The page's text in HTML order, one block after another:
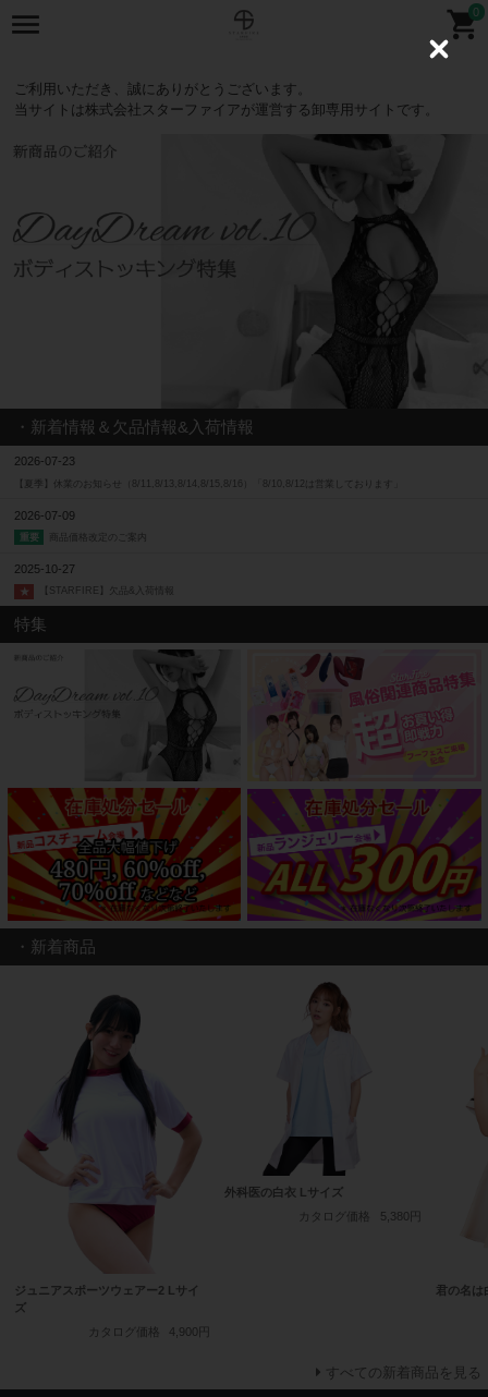
0
ご利用いただき、誠にありがとうございます。
当サイトは株式会社スターファイアが運営する卸専用サイトです。
・新着情報＆欠品情報&入荷情報
2026-07-23
【夏季】休業のお知らせ（8/11,8/13,8/14,8/15,8/16）「8/10,8/12は営業しております」
2026-07-09
重要 商品価格改定のご案内
2025-10-27
★ 【STARFIRE】欠品&入荷情報
特集
・新着商品
ジュニアスポーツウェアー2 Lサイ
ズ
カタログ価格
4,900円
外科医の白衣 Lサイズ
カタログ価格
5,380円
君の名は
すべての新着商品を見る
C